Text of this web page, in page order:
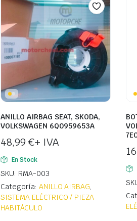
ANILLO AIRBAG SEAT, SKODA,
VOLKSWAGEN 6Q0959653A
48,99 €+ IVA
En Stock
SKU: RMA-003
Categoría: ANILLO AIRBAG,
SISTEMA ELÉCTRICO / PIEZA
HABITÁCULO